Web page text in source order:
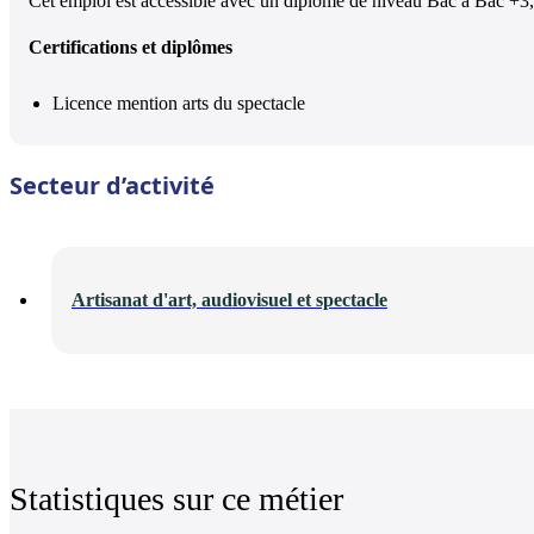
Certifications et diplômes
Licence mention arts du spectacle
Secteur d’activité
Artisanat d'art, audiovisuel et spectacle
Statistiques sur ce métier